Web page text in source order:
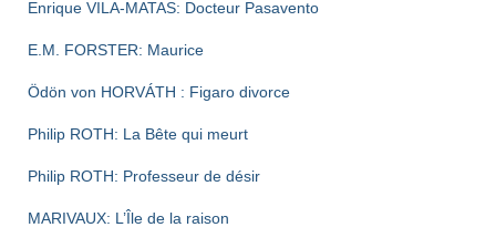
Enrique VILA-MATAS: Docteur Pasavento
E.M. FORSTER: Maurice
Ödön von HORVÁTH : Figaro divorce
Philip ROTH: La Bête qui meurt
Philip ROTH: Professeur de désir
MARIVAUX: L’Île de la raison